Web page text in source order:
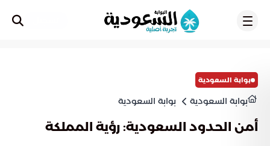
بوابة السعودية
بوابة السعودية بوابة السعودية
أمن الحدود السعودية: رؤية المملكة